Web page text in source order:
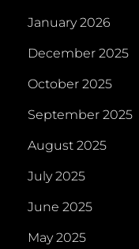
January 2026
December 2025
October 2025
September 2025
August 2025
July 2025
June 2025
May 2025